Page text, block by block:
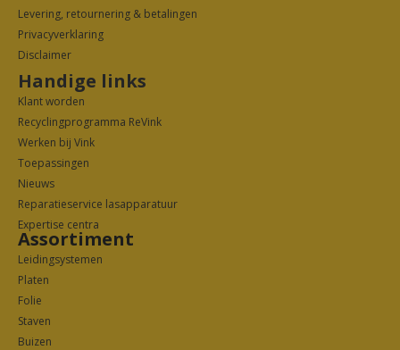
Levering, retournering & betalingen
Privacyverklaring
Disclaimer
Handige links
Klant worden
Recyclingprogramma ReVink
Werken bij Vink
Toepassingen
Nieuws
Reparatieservice lasapparatuur
Expertise centra
Assortiment
Leidingsystemen
Platen
Folie
Staven
Buizen